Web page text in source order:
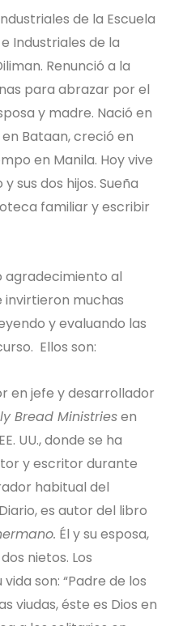
de la Escuela
Industriales de la
Renunció a la
para abrazar por el
y madre. Nació en
Bataan, creció en
en Manila. Hoy vive
sus dos hijos. Sueña
familiar y escribir
agradecimiento al
invirtieron muchas
y evaluando las
Ellos son:
en jefe y desarrollador
Bread Ministriesen
UU., donde se ha
y escritor durante
habitual del
es autor del libro
Él y su esposa,
nietos. Los
son: “Padre de los
viudas, éste es Dios en